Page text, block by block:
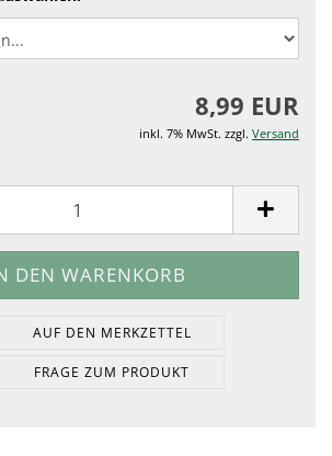
8,99 EUR
inkl. 7% MwSt. zzgl. Versand
AUF DEN MERKZETTEL
FRAGE ZUM PRODUKT